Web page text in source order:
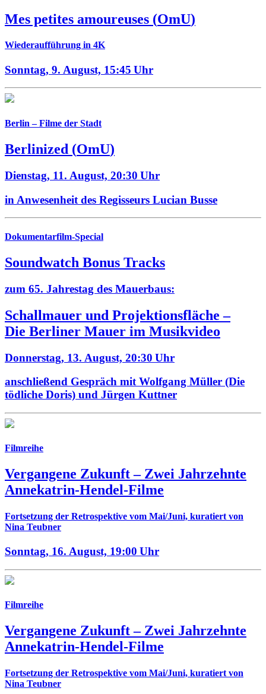
Mes petites amoureuses (OmU)
Wiederaufführung in 4K
Sonntag, 9. August, 15:45 Uhr
Berlin – Filme der Stadt
Berlinized (OmU)
Dienstag, 11. August, 20:30 Uhr
in Anwesenheit des Regisseurs Lucian Busse
Dokumentarfilm-Special
Soundwatch Bonus Tracks
zum 65. Jahrestag des Mauerbaus:
Schallmauer und Projektionsfläche –
Die Berliner Mauer im Musikvideo
Donnerstag, 13. August, 20:30 Uhr
anschließend Gespräch mit Wolfgang Müller (Die
tödliche Doris) und Jürgen Kuttner
Filmreihe
Vergangene Zukunft – Zwei Jahrzehnte
Annekatrin-Hendel-Filme
Fortsetzung der Retrospektive vom Mai/Juni, kuratiert von
Nina Teubner
Sonntag, 16. August, 19:00 Uhr
Filmreihe
Vergangene Zukunft – Zwei Jahrzehnte
Annekatrin-Hendel-Filme
Fortsetzung der Retrospektive vom Mai/Juni, kuratiert von
Nina Teubner